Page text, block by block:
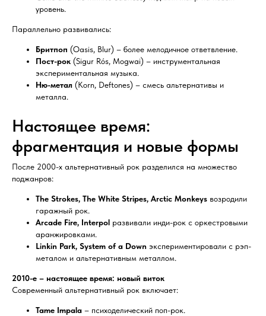
уровень.
Параллельно развивались:
Бритпоп (Oasis, Blur) – более мелодичное ответвление.
Пост-рок (Sigur Rós, Mogwai) – инструментальная
экспериментальная музыка.
Ню-метал (Korn, Deftones) – смесь альтернативы и
металла.
Настоящее время:
фрагментация и новые формы
После 2000-х альтернативный рок разделился на множество
поджанров:
The Strokes, The White Stripes, Arctic Monkeys возродили
гаражный рок.
Arcade Fire, Interpol развивали инди-рок с оркестровыми
аранжировками.
Linkin Park, System of a Down экспериментировали с рэп-
металом и альтернативным металлом.
2010-е – настоящее время: новый виток
Современный альтернативный рок включает:
Tame Impala – психоделический поп-рок.